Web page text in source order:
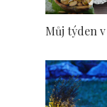
Můj týden